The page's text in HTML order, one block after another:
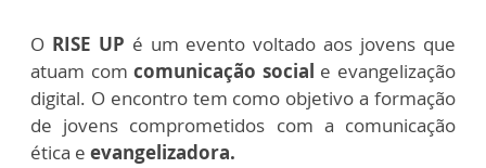
O RISE UP é um evento voltado aos jovens que
atuam comcomunicação social e evangelização
digital. O encontro tem como objetivo a formação
de jovens comprometidos com a comunicação
ética e evangelizadora.